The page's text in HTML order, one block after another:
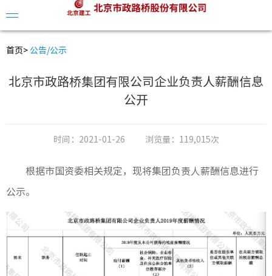
公司动
视频中
首页 > 公告/公示
北京市政路桥集团有限公司企业负责人薪酬信息
公开
时间： 2021-01-26 浏览量： 119,015次
根据市国资委相关规定，现将集团负责人薪酬信息进行
公示。